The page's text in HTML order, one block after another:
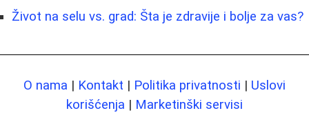
Život na selu vs. grad: Šta je zdravije i bolje za vas?
O nama | Kontakt | Politika privatnosti | Uslovi
korišćenja | Marketinški servisi